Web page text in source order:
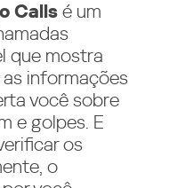
Calls é um
que mostra
informações
você sobre
e golpes. E
os
o